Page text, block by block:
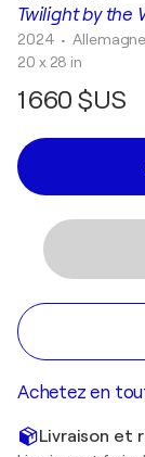
Twilight by the
2024 • Allemagne
20 x 28 in
1 660 $US
Achetez en
Livraison et